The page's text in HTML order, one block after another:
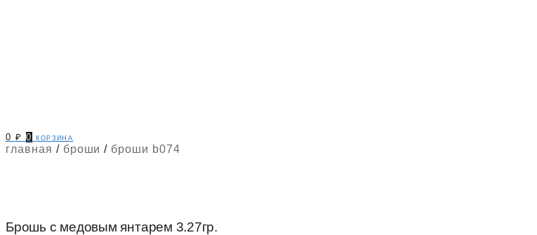
0₽ 0 корзина
главная / броши / броши b074
Брошь с медовым янтарем 3.27гр.